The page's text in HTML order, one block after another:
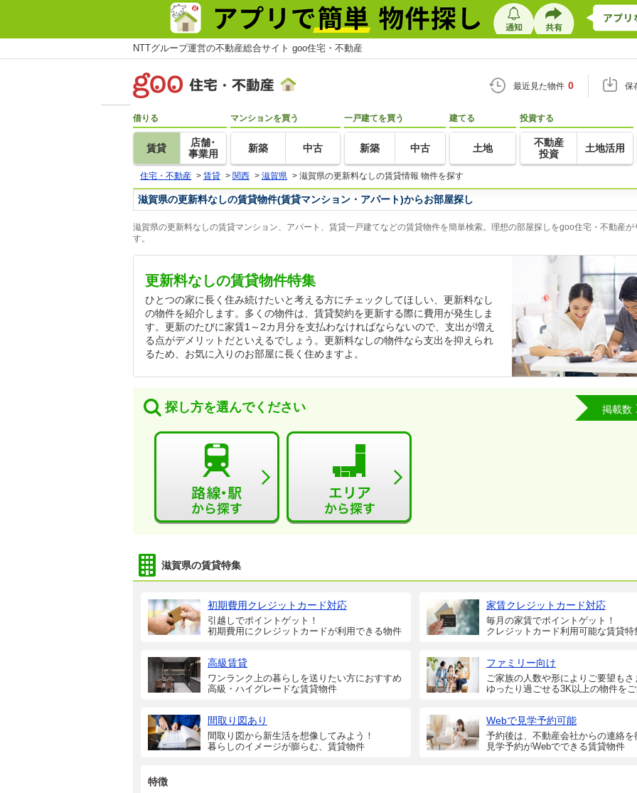
NTTグループ運営の不動産総合サイト goo住宅・不動産
最近見た物件 0 保
借りる
賃貸
店舗･
事業用
マンションを買う
新築 中古
一戸建てを買う
新築 中古
建てる
土地
投資する
不動産
投資
土地活用
住宅・不動産 > 賃貸 > 関西 > 滋賀県 > 滋賀県の更新料なしの賃貸情報 物件を探す
滋賀県の更新料なしの賃貸物件(賃貸マンション・アパート)からお部屋探し
滋賀県の更新料なしの賃貸マンション、アパート、賃貸一戸建てなどの賃貸物件を簡単検索。理想の部屋探しをgoo住宅・不動産が
す。
更新料なしの賃貸物件特集
ひとつの家に長く住み続けたいと考える方にチェックしてほしい、更新料なし
の物件を紹介します。多くの物件は、賃貸契約を更新する際に費用が発生しま
す。更新のたびに家賃1～2カ月分を支払わなければならないので、支出が増え
る点がデメリットだといえるでしょう。更新料なしの物件なら支出を抑えられ
るため、お気に入りのお部屋に長く住めますよ。
探し方を選んでください 掲載数
滋賀県の賃貸特集
初期費用クレジットカード対応
引越しでポイントゲット！
初期費用にクレジットカードが利用できる物件
家賃クレジットカード対応
毎月の家賃でポイントゲット！
クレジットカード利用可能な賃貸特
高級賃貸
ワンランク上の暮らしを送りたい方におすすめ
高級・ハイグレードな賃貸物件
ファミリー向け
ご家族の人数や形によりご要望もさ
ゆったり過ごせる3K以上の物件を
間取り図あり
間取り図から新生活を想像してみよう！
暮らしのイメージが膨らむ、賃貸物件
Webで見学予約可能
予約後は、不動産会社からの連絡を
見学予約がWebでできる賃貸物件
特徴